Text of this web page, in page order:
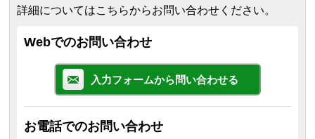
詳細についてはこちらからお問い合わせください。
Webでのお問い合わせ
入力フォームから問い合わせる
お電話でのお問い合わせ